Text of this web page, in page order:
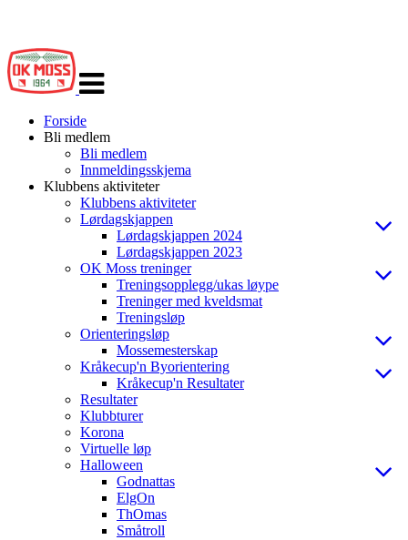
navigasjon
Forside
Bli medlem
Bli medlem
Innmeldingsskjema
Klubbens aktiviteter
Klubbens aktiviteter
Lørdagskjappen
Lørdagskjappen 2024
Lørdagskjappen 2023
OK Moss treninger
Treningsopplegg/ukas løype
Treninger med kveldsmat
Treningsløp
Orienteringsløp
Mossemesterskap
Kråkecup'n Byorientering
Kråkecup'n Resultater
Resultater
Klubbturer
Korona
Virtuelle løp
Halloween
Godnattas
ElgOn
ThOmas
Småtroll